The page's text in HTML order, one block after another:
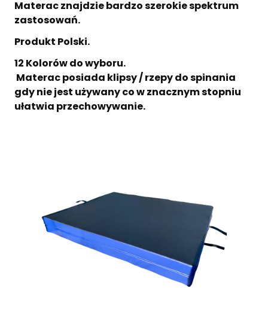
Materac znajdzie bardzo szerokie spektrum
zastosowań.
Produkt Polski.
12 Kolorów do wyboru.
Materac posiada klipsy / rzepy do spinania
gdy nie jest używany co w znacznym stopniu
ułatwia przechowywanie.